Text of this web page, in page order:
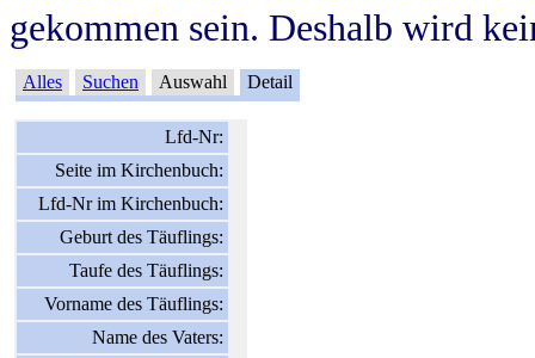
gekommen sein. Deshalb wird
Alles Suchen Auswahl Detail
Lfd-Nr:
Seite im Kirchenbuch:
Lfd-Nr im Kirchenbuch:
Geburt des Täuflings:
Taufe des Täuflings:
Vorname des Täuflings:
Name des Vaters: